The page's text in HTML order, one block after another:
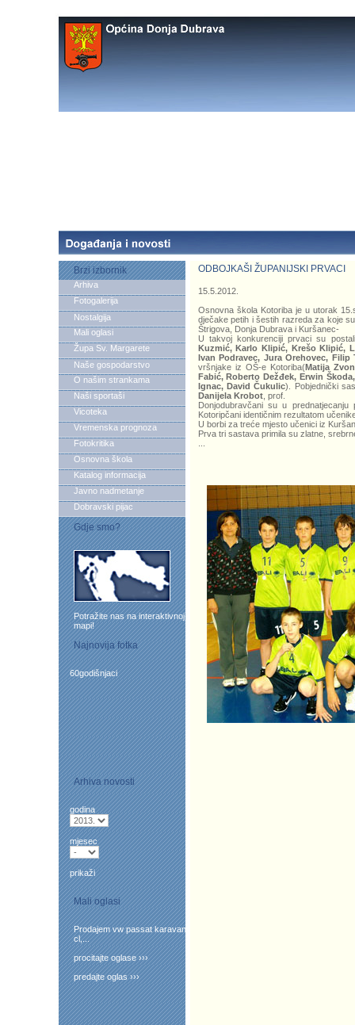
Brzi izbornik
Arhiva
Fotogalerija
Nostalgija
Mali oglasi
Župa Sv. Margarete
Naše gospodarstvo
O našim strankama
Naši sportaši
Vicoteka
Vremenska prognoza
Fotokritika
Osnovna škola
Katalog informacija
Javno nadmetanje
Dobravski pijac
Gdje smo?
Potražite nas na interaktivnoj
mapi!
Najnovija fotka
60godišnjaci
Arhiva novosti
godina
mjesec
prikaži
Mali oglasi
Prodajem vw passat karavan
cl,...
procitajte oglase ›››
predajte oglas ›››
ODBOJKAŠI ŽUPANIJSKI PRVACI
15.5.2012.
Osnovna škola Kotoriba je u utorak
dječake petih i šestih razreda za koje
Štrigova, Donja Dubrava i Kuršanec-
U takvoj konkurenciji prvaci su
Kuzmić, Karlo Klipić, Krešo Klipić,
Ivan Podravec, Jura Orehovec, Filip
vršnjake iz OŠ-e Kotoriba(Matija
Fabić, Roberto Dežđek, Erwin
Ignac, David Čukulic). Pobjednički
Danijela Krobot, prof.
Donjodubravčani su u
Kotoripčani identičnim rezultatom
U borbi za treće mjesto učenici iz
Prva tri sastava primila su zlatne,